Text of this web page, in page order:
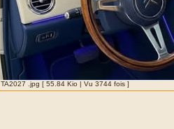
TA2027 .jpg [ 55.84 Kio | Vu 3744 fois ]